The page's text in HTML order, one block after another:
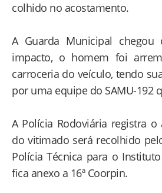
colhido no acostamento.
A Guarda Municipal
impacto, o homem foi
carroceria do veículo, tendo
por uma equipe do SAMU-192
A Polícia Rodoviária registra
do vitimado será recolhido
Polícia Técnica para o
fica anexo a 16ª Coorpin.